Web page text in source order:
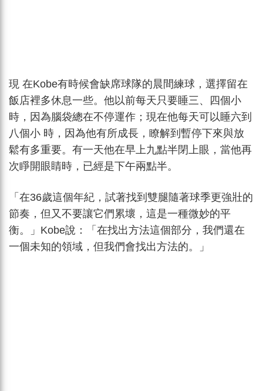
現 在Kobe有時候會缺席球隊的晨間練球，選擇留在
飯店裡多休息一些。他以前每天只要睡三、四個小
時，因為腦袋總在不停運作；現在他每天可以睡六到
八個小 時，因為他有所成長，瞭解到暫停下來與放
鬆有多重要。有一天他在早上九點半閉上眼，當他再
次睜開眼睛時，已經是下午兩點半。
「在36歲這個年紀，試著找到雙腿隨著球季更強壯的
節奏，但又不要讓它們累壞，這是一種微妙的平
衡。」Kobe說：「在找出方法這個部分，我們還在
一個未知的領域，但我們會找出方法的。」